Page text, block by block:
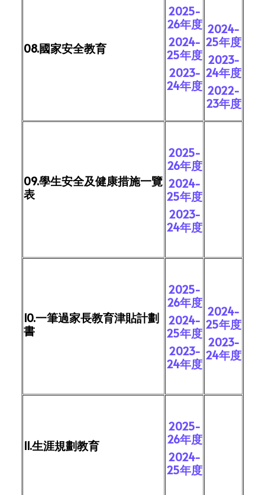
08.國家安全教育
2025-
26年度
2024-
25年度
2023-
24年度
2024-
25年度
2023-
24年度
2022-
23年度
09.學生安全及健康措施一覽
表
2025-
26年度
2024-
25年度
2023-
24年度
10.一筆過家長教育津貼計劃
書
2025-
26年度
2024-
25年度
2023-
24年度
2024-
25年度
2023-
24年度
11.生涯規劃教育
2025-
26年度
2024-
25年度